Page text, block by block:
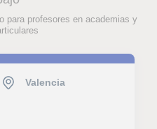
para profesores en academias y
Valencia